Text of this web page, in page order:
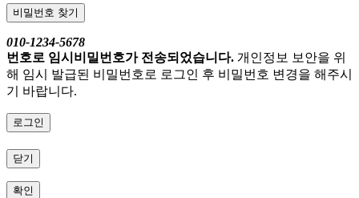
비밀번호 찾기
010-1234-5678
번호로 임시비밀번호가 전송되었습니다. 개인정보 보안을 위
해 임시 발급된 비밀번호로 로그인 후 비밀번호 변경을 해주시
기 바랍니다.
로그인
닫기
확인